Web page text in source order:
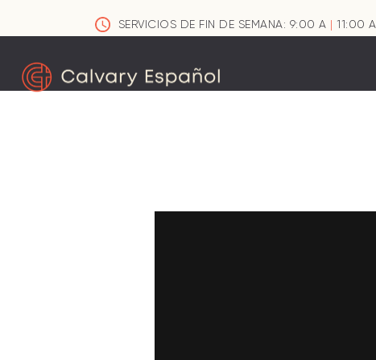
SERVICIOS DE FIN DE SEMANA: 9:00 A | 11:00 A